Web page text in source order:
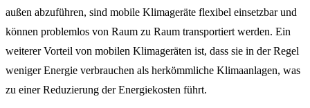
außen abzuführen, sind mobile Klimageräte flexibel einsetzbar und
können problemlos von Raum zu Raum transportiert werden. Ein
weiterer Vorteil von mobilen Klimageräten ist, dass sie in der Regel
weniger Energie verbrauchen als herkömmliche Klimaanlagen, was
zu einer Reduzierung der Energiekosten führt.